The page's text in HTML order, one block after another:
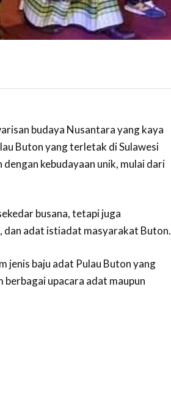
budaya Nusantara yang kaya
Buton yang terletak di Sulawesi
kebudayaan unik, mulai dari
busana, tetapi juga
dan adat istiadat masyarakat Buton.
jenis baju adat Pulau Buton yang
berbagai upacara adat maupun